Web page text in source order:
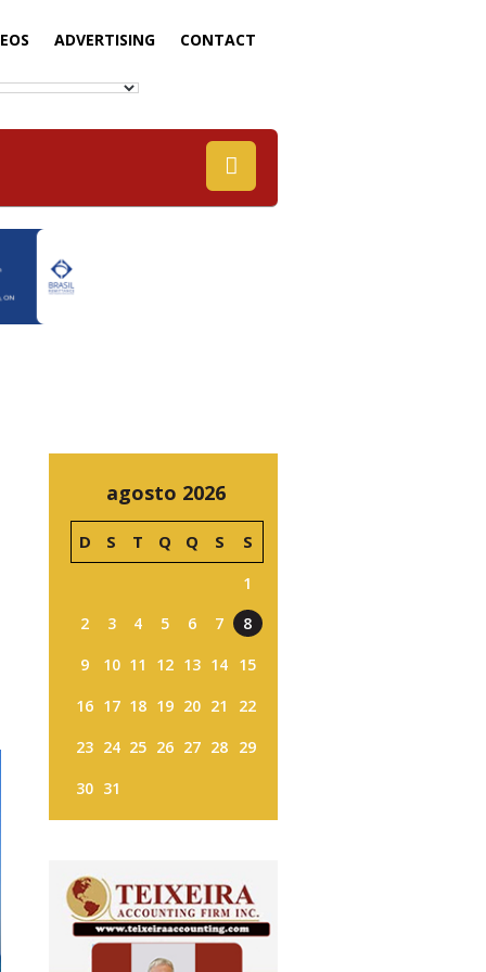
ADVERTISING CONTACT
agosto 2026
D S T Q Q S S
1
2
3 4 5 6 7
8
9
10 11 12 13 14 15
16 17 18 19 20 21
22
23 24 25 26 27 28 29
30 31